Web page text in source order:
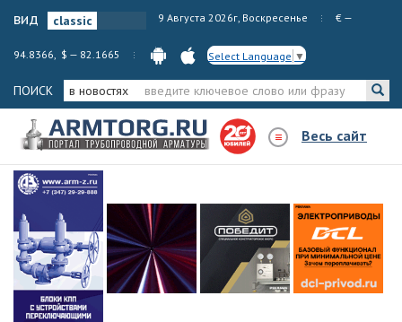
вид 9 Августа 2026г, Воскресенье € —
94.8366, $ — 82.1665 Select Language ▼
ПОИСК в новостях
Весь сайт